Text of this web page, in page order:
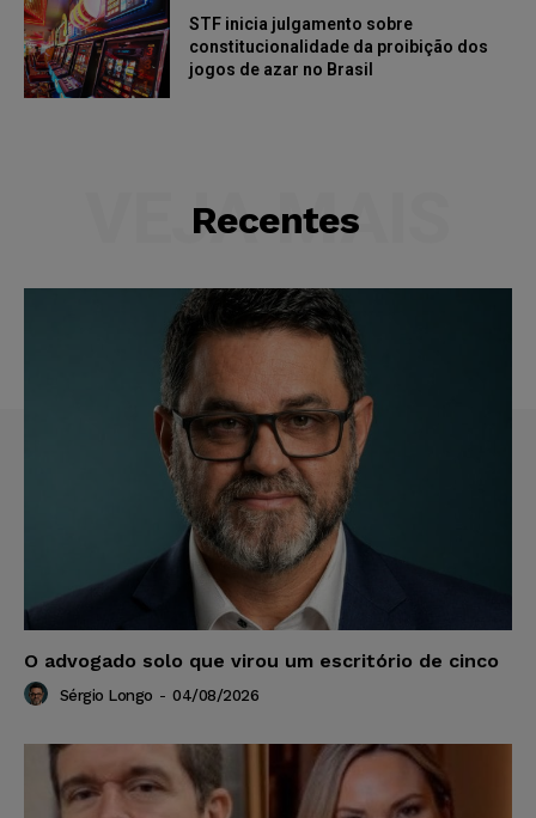
STF inicia julgamento sobre
constitucionalidade da proibição dos
jogos de azar no Brasil
Recentes
VEJA MAIS
O advogado solo que virou um escritório de cinco
Sérgio Longo - 04/08/2026